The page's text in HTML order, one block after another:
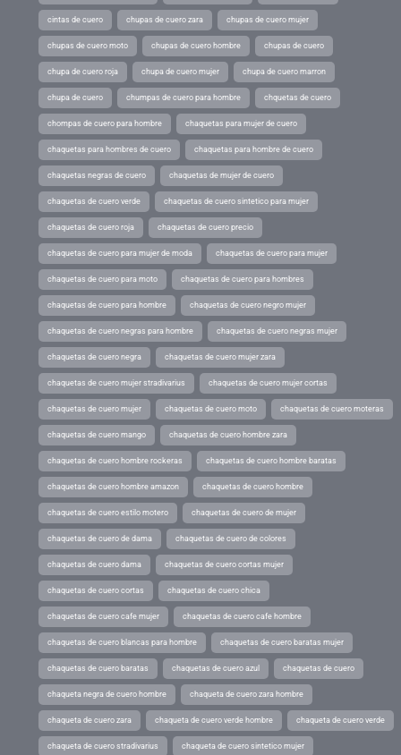
cintas de cuero chupas de cuero zara chupas de cuero mujer
chupas de cuero moto chupas de cuero hombre chupas de cuero
chupa de cuero roja chupa de cuero mujer chupa de cuero marron
chupa de cuero chumpas de cuero para hombre chquetas de cuero
chompas de cuero para hombre chaquetas para mujer de cuero
chaquetas para hombres de cuero chaquetas para hombre de cuero
chaquetas negras de cuero chaquetas de mujer de cuero
chaquetas de cuero verde chaquetas de cuero sintetico para mujer
chaquetas de cuero roja chaquetas de cuero precio
chaquetas de cuero para mujer de moda chaquetas de cuero para mujer
chaquetas de cuero para moto chaquetas de cuero para hombres
chaquetas de cuero para hombre chaquetas de cuero negro mujer
chaquetas de cuero negras para hombre chaquetas de cuero negras mujer
chaquetas de cuero negra chaquetas de cuero mujer zara
chaquetas de cuero mujer stradivarius chaquetas de cuero mujer cortas
chaquetas de cuero mujer chaquetas de cuero moto chaquetas de cuero moteras
chaquetas de cuero mango chaquetas de cuero hombre zara
chaquetas de cuero hombre rockeras chaquetas de cuero hombre baratas
chaquetas de cuero hombre amazon chaquetas de cuero hombre
chaquetas de cuero estilo motero chaquetas de cuero de mujer
chaquetas de cuero de dama chaquetas de cuero de colores
chaquetas de cuero dama chaquetas de cuero cortas mujer
chaquetas de cuero cortas chaquetas de cuero chica
chaquetas de cuero cafe mujer chaquetas de cuero cafe hombre
chaquetas de cuero blancas para hombre chaquetas de cuero baratas mujer
chaquetas de cuero baratas chaquetas de cuero azul chaquetas de cuero
chaqueta negra de cuero hombre chaqueta de cuero zara hombre
chaqueta de cuero zara chaqueta de cuero verde hombre chaqueta de cuero verde
chaqueta de cuero stradivarius chaqueta de cuero sintetico mujer